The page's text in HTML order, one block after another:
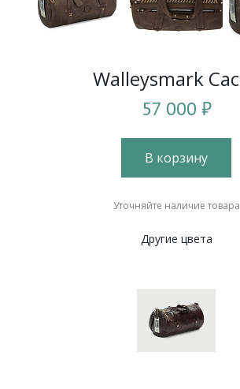
Walleysmark
57 000 ₽
В корзину
Уточняйте наличие товара
Другие цвета